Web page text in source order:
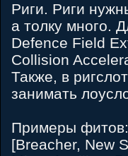
Риги. Риги
а толку много.
Defence Field
Collision
Также, в
занимать
Примеры фитов:
[Breacher, New